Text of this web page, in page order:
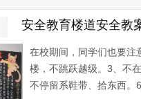
安全教育楼道安全教
在校期间，同学们也要注
楼，不跳跃越级。3、不
不停留系鞋带、拾东西。